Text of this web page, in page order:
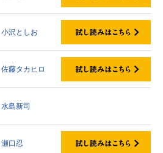
小沢としお
佐藤タカヒロ
水島新司
瀬口忍